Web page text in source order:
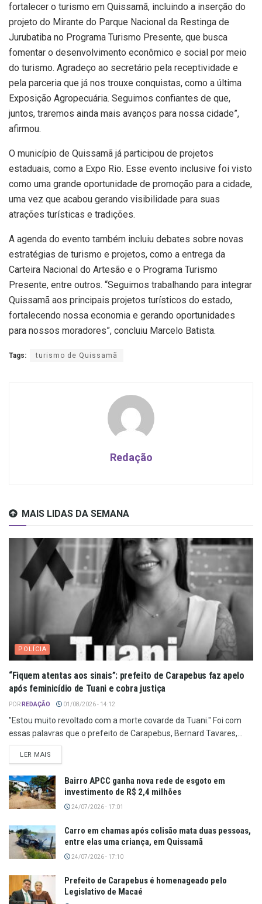
fortalecer o turismo em Quissamã, incluindo a inserção do
projeto do Mirante do Parque Nacional da Restinga de
Jurubatiba no Programa Turismo Presente, que busca
fomentar o desenvolvimento econômico e social por meio
do turismo. Agradeço ao secretário pela receptividade e
pela parceria que já nos trouxe conquistas, como a última
Exposição Agropecuária. Seguimos confiantes de que,
juntos, traremos ainda mais avanços para nossa cidade”,
afirmou.
O município de Quissamã já participou de projetos
estaduais, como a Expo Rio. Esse evento inclusive foi visto
como uma grande oportunidade de promoção para a cidade,
uma vez que acabou gerando visibilidade para suas
atrações turísticas e tradições.
A agenda do evento também incluiu debates sobre novas
estratégias de turismo e projetos, como a entrega da
Carteira Nacional do Artesão e o Programa Turismo
Presente, entre outros. “Seguimos trabalhando para integrar
Quissamã aos principais projetos turísticos do estado,
fortalecendo nossa economia e gerando oportunidades
para nossos moradores”, concluiu Marcelo Batista.
Tags: turismo de Quissamã
Redação
MAIS LIDAS DA SEMANA
POLÍCIA
“Fiquem atentas aos sinais”: prefeito de Carapebus faz apelo
após feminicídio de Tuani e cobra justiça
POR REDAÇÃO 01/08/2026 - 14:12
"Estou muito revoltado com a morte covarde da Tuani." Foi com
essas palavras que o prefeito de Carapebus, Bernard Tavares,...
LER MAIS
Bairro APCC ganha nova rede de esgoto em
investimento de R$ 2,4 milhões
24/07/2026 - 17:01
Carro em chamas após colisão mata duas pessoas,
entre elas uma criança, em Quissamã
24/07/2026 - 17:10
Prefeito de Carapebus é homenageado pelo
Legislativo de Macaé